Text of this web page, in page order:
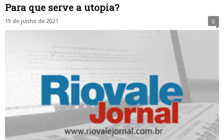
Para que serve a utopia?
19 de junho de 2021 0